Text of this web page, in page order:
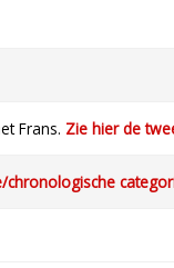
Frans. Zie hier de
chronologische